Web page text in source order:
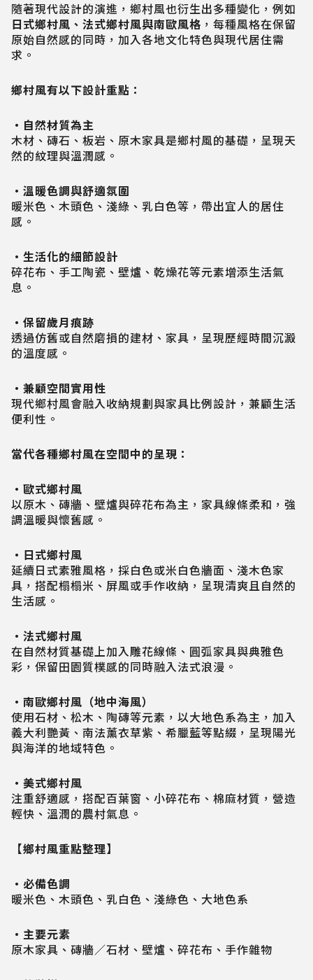
隨著現代設計的演進，鄉村風也衍生出多種變化，例如
日式鄉村風、法式鄉村風與南歐風格 ，每種風格在保留
原始自然感的同時，加入各地文化特色與現代居住需
求。
鄉村風有以下設計重點：
・自然材質為主
木材、磚石、板岩、原木家具是鄉村風的基礎，呈現天
然的紋理與溫潤感。
・溫暖色調與舒適氛圍
暖米色、木頭色、淺綠、乳白色等，帶出宜人的居住
感。
・生活化的細節設計
碎花布、手工陶瓷、壁爐、乾燥花等元素增添生活氣
息。
・保留歲月痕跡
透過仿舊或自然磨損的建材、家具，呈現歷經時間沉澱
的溫度感。
・兼顧空間實用性
現代鄉村風會融入收納規劃與家具比例設計，兼顧生活
便利性。
當代各種鄉村風在空間中的呈現：
・歐式鄉村風
以原木、磚牆、壁爐與碎花布為主，家具線條柔和，強
調溫暖與懷舊感。
・日式鄉村風
延續日式素雅風格，採白色或米白色牆面、淺木色家
具，搭配榻榻米、屏風或手作收納，呈現清爽且自然的
生活感。
・法式鄉村風
在自然材質基礎上加入雕花線條、圓弧家具與典雅色
彩，保留田園質樸感的同時融入法式浪漫。
・南歐鄉村風（地中海風）
使用石材、松木、陶磚等元素，以大地色系為主，加入
義大利艷黃、南法薰衣草紫、希臘藍等點綴，呈現陽光
與海洋的地域特色。
・美式鄉村風
注重舒適感，搭配百葉窗、小碎花布、棉麻材質，營造
輕快、溫潤的農村氣息。
【鄉村風重點整理】
・必備色調
暖米色、木頭色、乳白色、淺綠色、大地色系
・主要元素
原木家具、磚牆／石材、壁爐、碎花布、手作雜物